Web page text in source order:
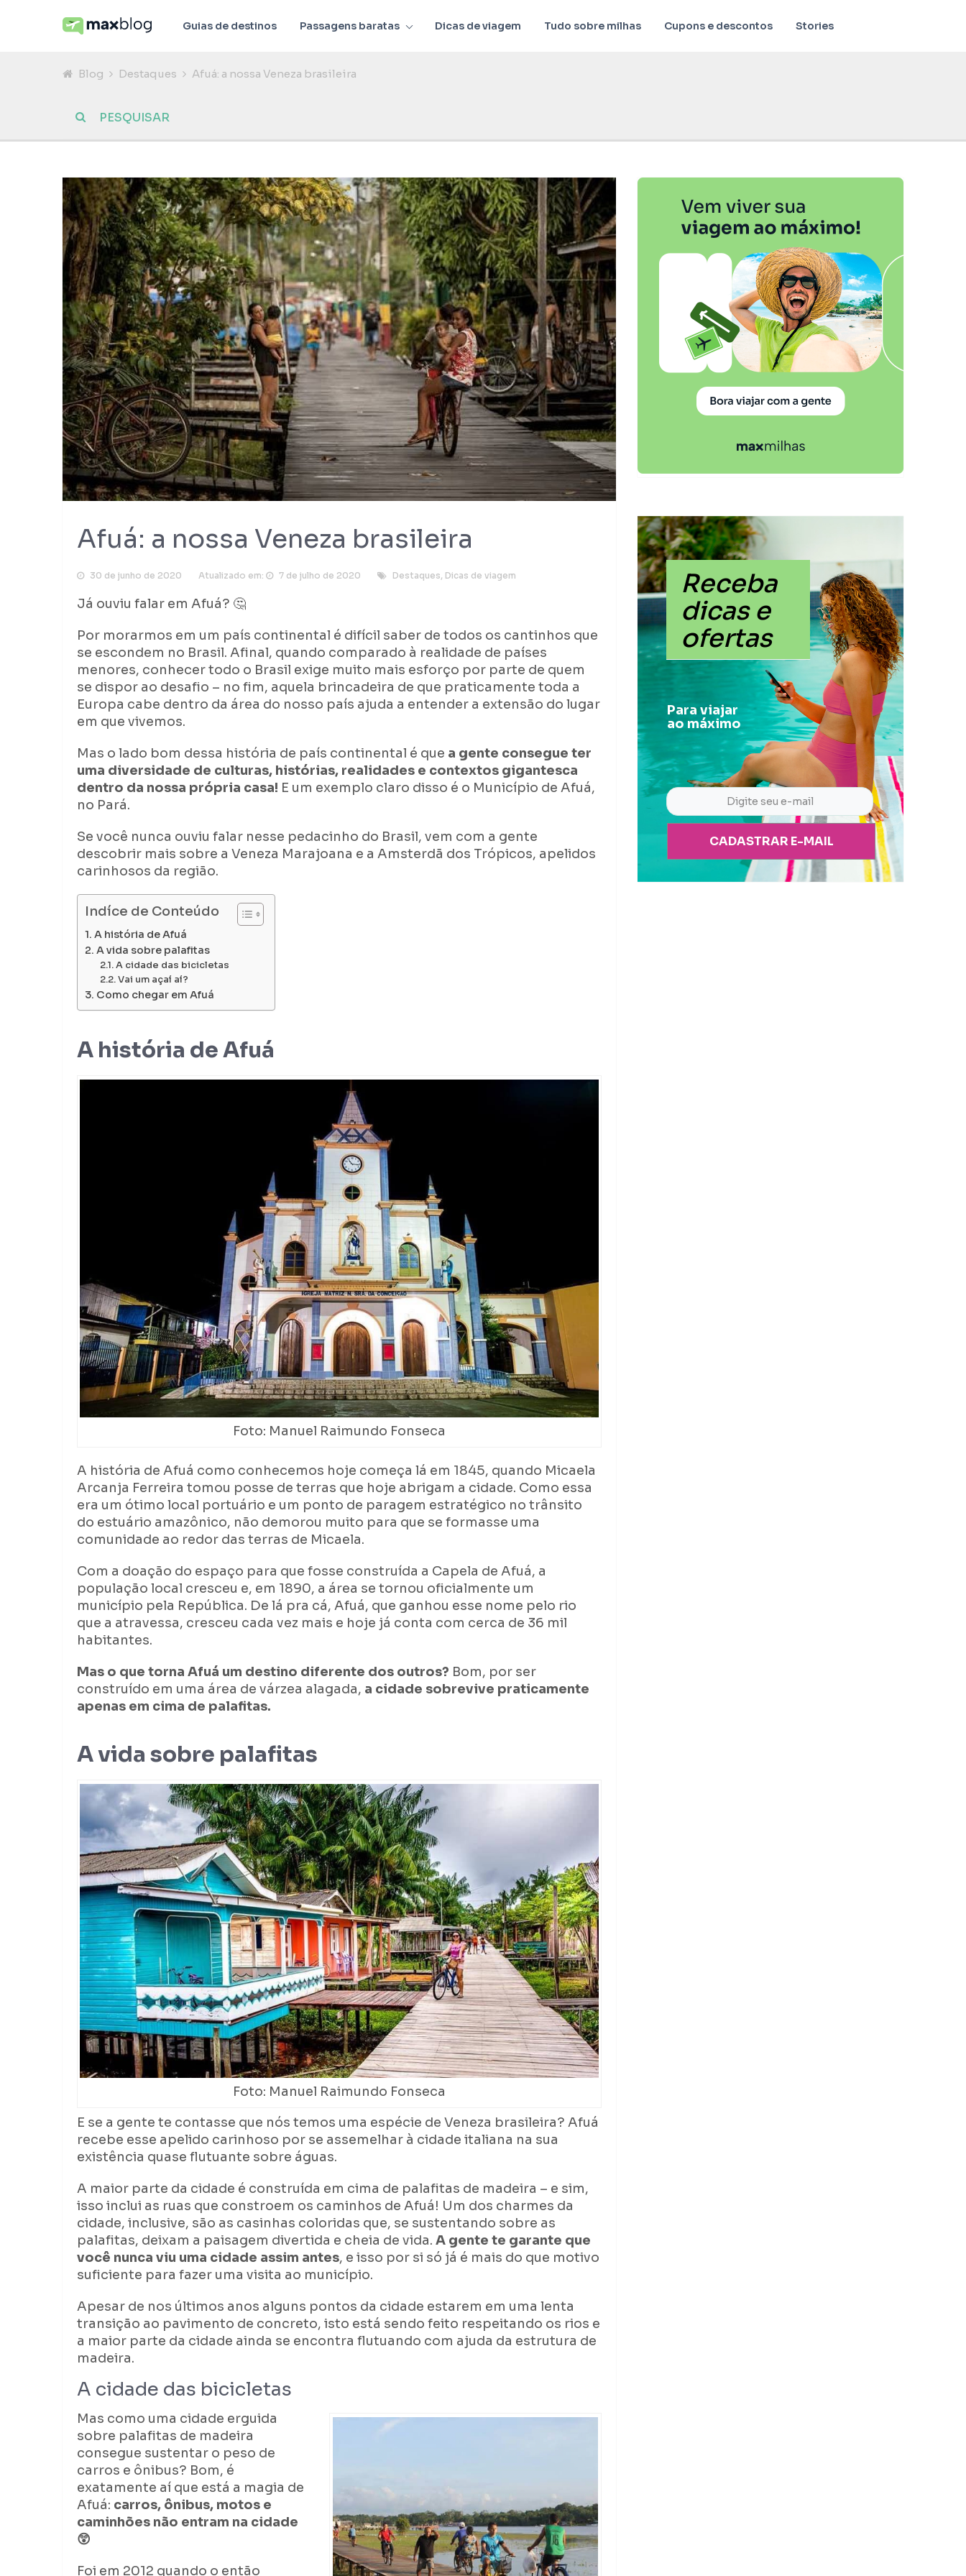
Guias de destinos Passagens baratas Dicas de viagem Tudo sobre milhas Cupons e descontos Stories
Blog Destaques Afuá: a nossa Veneza brasileira
Afuá: a nossa Veneza brasileira
30 de junho de 2020 Atualizado em: 7 de julho de 2020 Destaques, Dicas de viagem
Já ouviu falar em Afuá? 🤔
Por morarmos em um país continental é difícil saber de todos os cantinhos que
se escondem no Brasil. Afinal, quando comparado à realidade de países
menores, conhecer todo o Brasil exige muito mais esforço por parte de quem
se dispor ao desafio – no fim, aquela brincadeira de que praticamente toda a
Europa cabe dentro da área do nosso país ajuda a entender a extensão do lugar
em que vivemos.
Mas o lado bom dessa história de país continental é que a gente consegue ter
uma diversidade de culturas, histórias, realidades e contextos gigantesca
dentro da nossa própria casa! E um exemplo claro disso é o Município de Afuá,
no Pará.
Se você nunca ouviu falar nesse pedacinho do Brasil, vem com a gente
descobrir mais sobre a Veneza Marajoana e a Amsterdã dos Trópicos, apelidos
carinhosos da região.
Indíce de Conteúdo
A história de Afuá
A vida sobre palafitas
A cidade das bicicletas
Vai um açaí aí?
Como chegar em Afuá
A história de Afuá
Foto: Manuel Raimundo Fonseca
A história de Afuá como conhecemos hoje começa lá em 1845, quando Micaela
Arcanja Ferreira tomou posse de terras que hoje abrigam a cidade. Como essa
era um ótimo local portuário e um ponto de paragem estratégico no trânsito
do estuário amazônico, não demorou muito para que se formasse uma
comunidade ao redor das terras de Micaela.
Com a doação do espaço para que fosse construída a Capela de Afuá, a
população local cresceu e, em 1890, a área se tornou oficialmente um
município pela República. De lá pra cá, Afuá, que ganhou esse nome pelo rio
que a atravessa, cresceu cada vez mais e hoje já conta com cerca de 36 mil
habitantes.
Mas o que torna Afuá um destino diferente dos outros? Bom, por ser
construído em uma área de várzea alagada, a cidade sobrevive praticamente
apenas em cima de palafitas.
A vida sobre palafitas
Foto: Manuel Raimundo Fonseca
E se a gente te contasse que nós temos uma espécie de Veneza brasileira? Afuá
recebe esse apelido carinhoso por se assemelhar à cidade italiana na sua
existência quase flutuante sobre águas.
A maior parte da cidade é construída em cima de palafitas de madeira – e sim,
isso inclui as ruas que constroem os caminhos de Afuá! Um dos charmes da
cidade, inclusive, são as casinhas coloridas que, se sustentando sobre as
palafitas, deixam a paisagem divertida e cheia de vida. A gente te garante que
você nunca viu uma cidade assim antes, e isso por si só já é mais do que motivo
suficiente para fazer uma visita ao município.
Apesar de nos últimos anos alguns pontos da cidade estarem em uma lenta
transição ao pavimento de concreto, isto está sendo feito respeitando os rios e
a maior parte da cidade ainda se encontra flutuando com ajuda da estrutura de
madeira.
A cidade das bicicletas
Mas como uma cidade erguida
sobre palafitas de madeira
consegue sustentar o peso de
carros e ônibus? Bom, é
exatamente aí que está a magia de
Afuá: carros, ônibus, motos e
caminhões não entram na cidade
😲
Foi em 2012 quando o então
Receba
dicas e
ofertas
Para viajar
ao máximo
CADASTRAR E-MAIL